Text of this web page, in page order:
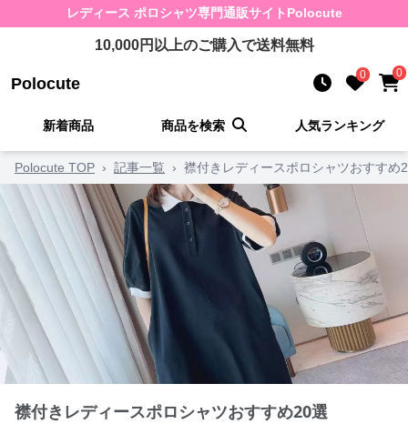
レディース ポロシャツ専門通販サイト Polocute
10,000円以上のご購入で送料無料
Polocute 0 0
新着商品 商品を検索 人気ランキング
Polocute TOP › 記事一覧 › 襟付きレディースポロシャツおすすめ
襟付きレディースポロシャツおすすめ20選